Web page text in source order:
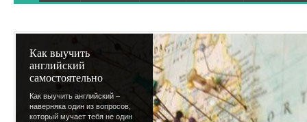
Как выучить
английский
самостоятельно
Как выучить английский –
наверняка один из вопросов,
который мучает тебя не один